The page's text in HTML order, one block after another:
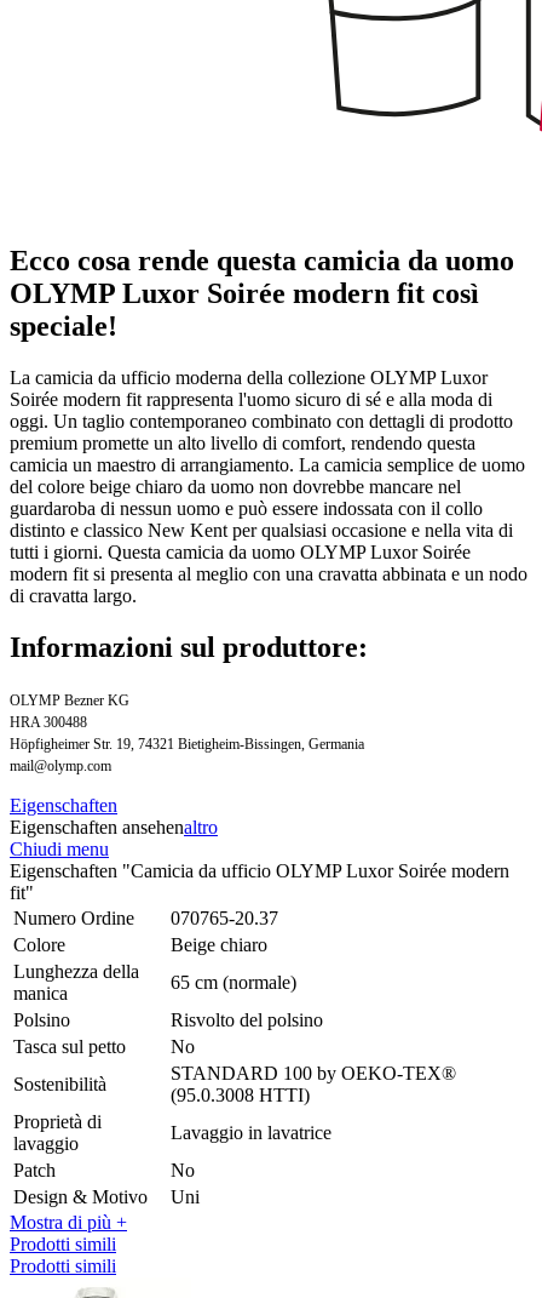
Ecco cosa rende questa camicia da uomo
OLYMP Luxor Soirée modern fit così
speciale!
La camicia da ufficio moderna della collezione OLYMP Luxor
Soirée modern fit rappresenta l'uomo sicuro di sé e alla moda di
oggi. Un taglio contemporaneo combinato con dettagli di prodotto
premium promette un alto livello di comfort, rendendo questa
camicia un maestro di arrangiamento. La camicia semplice de uomo
del colore beige chiaro da uomo non dovrebbe mancare nel
guardaroba di nessun uomo e può essere indossata con il collo
distinto e classico New Kent per qualsiasi occasione e nella vita di
tutti i giorni. Questa camicia da uomo OLYMP Luxor Soirée
modern fit si presenta al meglio con una cravatta abbinata e un nodo
di cravatta largo.
Informazioni sul produttore:
OLYMP Bezner KG
HRA 300488
Höpfigheimer Str. 19, 74321 Bietigheim-Bissingen, Germania
mail@olymp.com
Eigenschaften
Eigenschaften ansehenaltro
Chiudi menu
Eigenschaften "Camicia da ufficio OLYMP Luxor Soirée modern
fit"
Numero Ordine
070765-20.37
Colore
Beige chiaro
Lunghezza della
manica
65 cm (normale)
Polsino
Risvolto del polsino
Tasca sul petto
No
Sostenibilità
STANDARD 100 by OEKO-TEX®
(95.0.3008 HTTI)
Proprietà di
lavaggio
Lavaggio in lavatrice
Patch
No
Design & Motivo
Uni
Mostra di più +
Prodotti simili
Prodotti simili